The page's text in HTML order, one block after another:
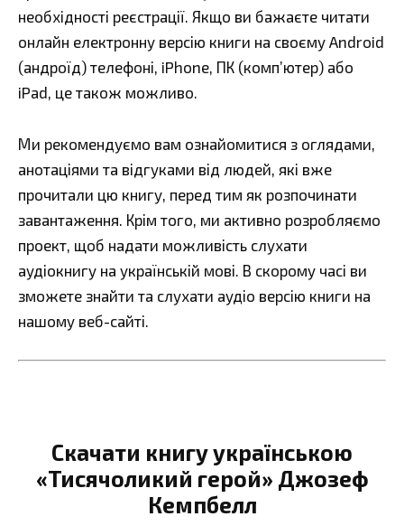
необхідності реєстрації. Якщо ви бажаєте читати
онлайн електронну версію книги на своєму Android
(андроїд) телефоні, iPhone, ПК (комп’ютер) або
iPad, це також можливо.
Ми рекомендуємо вам ознайомитися з оглядами,
анотаціями та відгуками від людей, які вже
прочитали цю книгу, перед тим як розпочинати
завантаження. Крім того, ми активно розробляємо
проект, щоб надати можливість слухати
аудіокнигу на українській мові. В скорому часі ви
зможете знайти та слухати аудіо версію книги на
нашому веб-сайті.
Скачати книгу українською
«Тисячоликий герой» Джозеф
Кемпбелл